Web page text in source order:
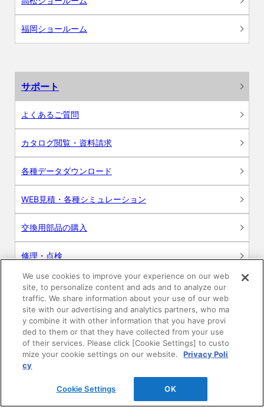
福岡ショールーム
サポート
よくあるご質問
カタログ閲覧・資料請求
各種データダウンロード
WEB見積・各種シミュレーション
交換用部品の購入
修理・点検
お問い合わせ
ログイン
建築・設計関係者様向けサイト
ユーザー登録サービス
WEB見積システム
We use cookies to improve your experience on our web
site, to personalize content and ads and to analyze our
traffic. We share information about your use of our web
site with our advertising and analytics partners, who ma
y combine it with other information that you have provi
ded to them or that they have collected from your use
of their services. Please click [Cookie Settings] to custo
mize your cookie settings on our website.
Privacy Poli
cy
Cookie Settings OK